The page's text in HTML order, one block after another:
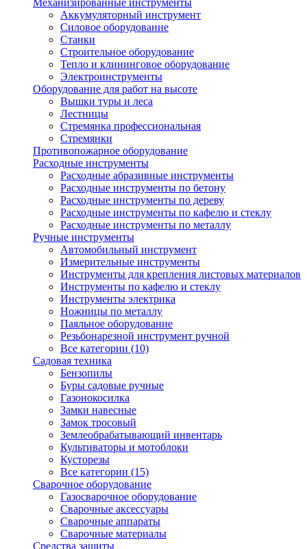
Механизированные инструменты
Аккумуляторный инструмент
Силовое оборудование
Станки
Строительное оборудование
Тепло и клининговое оборудование
Электроинструменты
Оборудование для работ на высоте
Вышки туры и леса
Лестницы
Стремянка профессиональная
Стремянки
Противопожарное оборудование
Расходные инструменты
Расходные абразивные инструменты
Расходные инструменты по бетону
Расходные инструменты по дереву
Расходные инструменты по кафелю и стеклу
Расходные инструменты по металлу
Ручные инструменты
Автомобильный инструмент
Измерительные инструменты
Инструменты для крепления листовых материалов
Инструменты по кафелю и стеклу
Инструменты электрика
Ножницы по металлу
Паяльное оборудование
Резьбонарезной инструмент ручной
Все категории (10)
Садовая техника
Бензопилы
Буры садовые ручные
Газонокосилка
Замки навесные
Замок тросовый
Землеобрабатывающий инвентарь
Культиваторы и мотоблоки
Кусторезы
Все категории (15)
Сварочное оборудование
Газосварочное оборудование
Сварочные аксессуары
Сварочные аппараты
Сварочные материалы
Средства защиты